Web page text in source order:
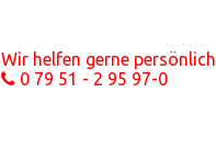
Wir helfen gerne persönlich
0 79 51 - 2 95 97-0